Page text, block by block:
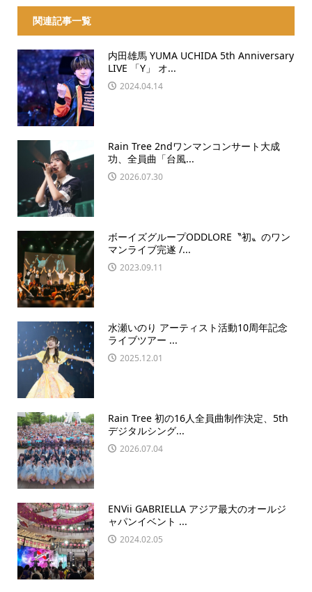
関連記事一覧
内田雄馬 YUMA UCHIDA 5th Anniversary
LIVE 「Y」 オ...
2024.04.14
Rain Tree 2ndワンマンコンサート大成
功、全員曲「台風...
2026.07.30
ボーイズグループODDLORE〝初〟のワン
マンライブ完遂 /...
2023.09.11
水瀬いのり アーティスト活動10周年記念
ライブツアー ...
2025.12.01
Rain Tree 初の16人全員曲制作決定、5th
デジタルシング...
2026.07.04
ENVii GABRIELLA アジア最大のオールジ
ャパンイベント ...
2024.02.05